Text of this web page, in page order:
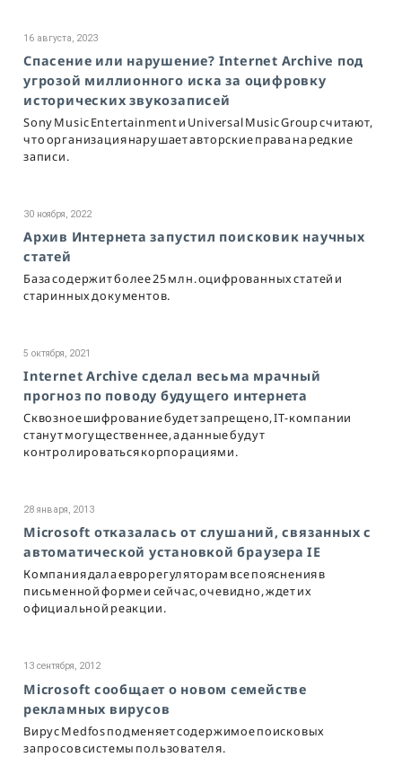
16 августа, 2023
Спасение или нарушение? Internet Archive под
угрозой миллионного иска за оцифровку
исторических звукозаписей
Sony Music Entertainment и Universal Music Group считают,
что организация нарушает авторские права на редкие
записи.
30 ноября, 2022
Архив Интернета запустил поисковик научных
статей
База содержит более 25 млн. оцифрованных статей и
старинных документов.
5 октября, 2021
Internet Archive сделал весьма мрачный
прогноз по поводу будущего интернета
Сквозное шифрование будет запрещено, IT-компании
станут могущественнее, а данные будут
контролироваться корпорациями.
28 января, 2013
Microsoft отказалась от слушаний, связанных с
автоматической установкой браузера IE
Компания дала еврорегуляторам все пояснения в
письменной форме и сейчас, очевидно, ждет их
официальной реакции.
13 сентября, 2012
Microsoft сообщает о новом семействе
рекламных вирусов
Вирус Medfos подменяет содержимое поисковых
запросов системы пользователя.